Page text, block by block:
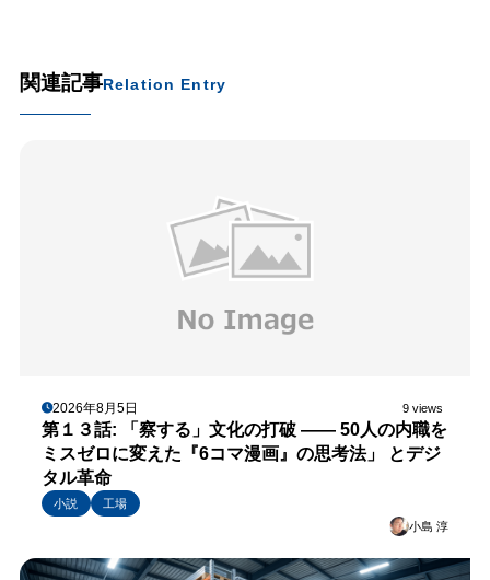
関連記事Relation Entry
2026年8月5日 9 views
第１３話: 「察する」文化の打破 —— 50人の内職を
ミスゼロに変えた『6コマ漫画』の思考法」 とデジ
タル革命
小説
工場
小島 淳